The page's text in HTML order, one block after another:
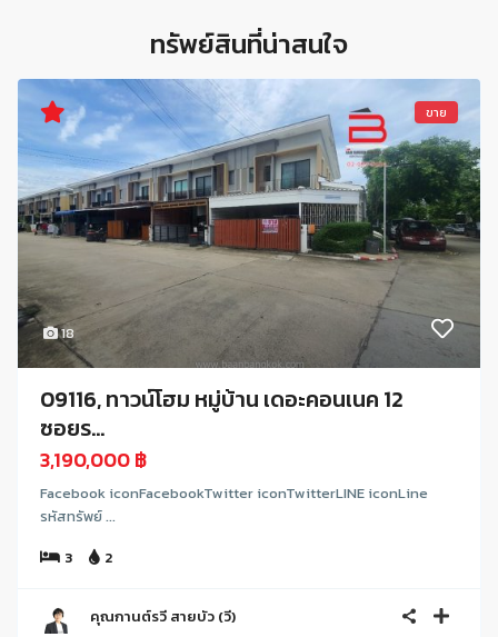
ทรัพย์สินที่น่าสนใจ
18
ขาย
09116, ทาวน์โฮม หมู่บ้าน เดอะคอนเนค 12
ซอยร...
3,190,000 ฿
Facebook iconFacebookTwitter iconTwitterLINE iconLine
รหัสทรัพย์ ...
3
2
คุณกานต์รวี สายบัว (วี)